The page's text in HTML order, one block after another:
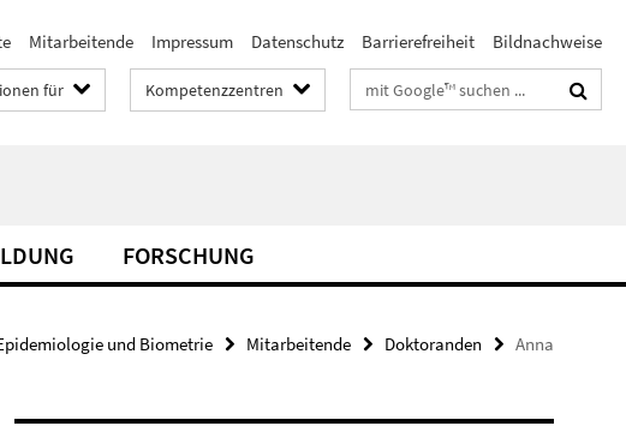
Mitarbeitende Impressum Datenschutz Barrierefreiheit Bildnachweise
für Kompetenzzentren Suchbegriffe
FORSCHUNG
und Biometrie Mitarbeitende Doktoranden
Anna